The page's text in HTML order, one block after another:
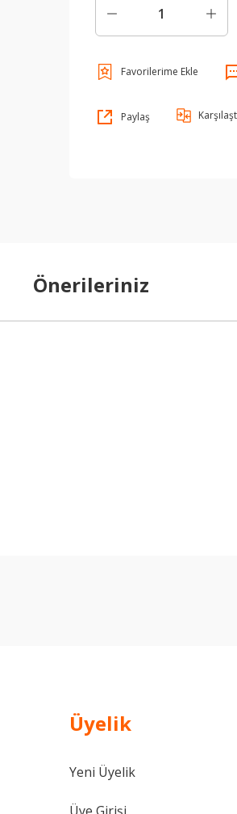
Paylaş
Önerileriniz
Üyelik
Yeni Üyelik